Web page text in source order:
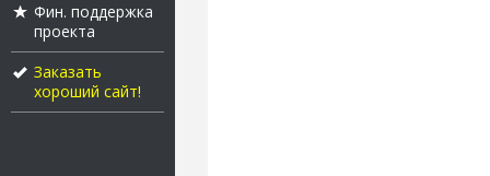
Фин. поддержка
проекта
Заказать
хороший сайт!